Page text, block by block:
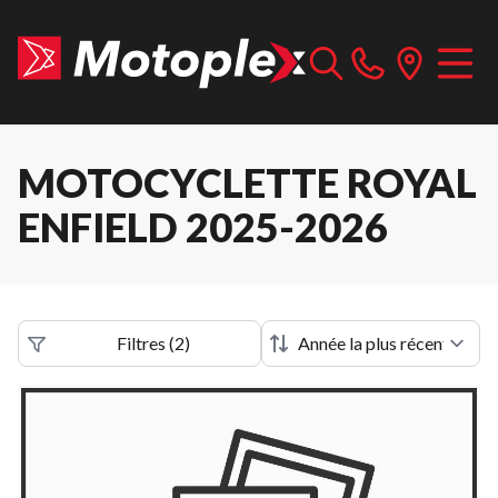
MOTOCYCLETTE ROYAL
ENFIELD 2025-2026
Filtres (2)